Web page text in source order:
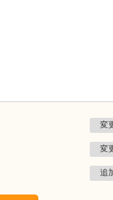
変
変
追